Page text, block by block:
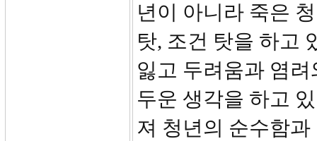
년이 아니라 죽은
탓, 조건 탓을 하고
잃고 두려움과 염
두운 생각을 하고
져 청년의 순수함